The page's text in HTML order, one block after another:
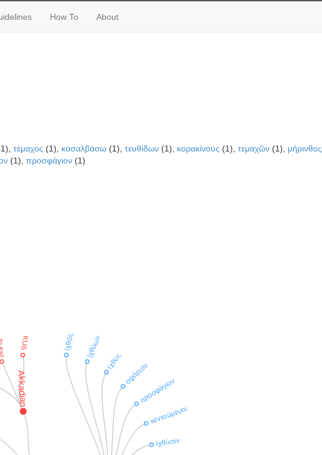
How To About
τέμαχος (1), κασαλβάσω(1), τευθίδων(1), κορακίνους (1), τεμαχῶν(1), μήρινθος
(1), προσφάγιον(1)
ἰχθῦς ἰχθύων
ἰχθὺςὀψάριον
προσφάγιον
κεντούμενοι
ἰχθύσιν
Akkadian
KU6